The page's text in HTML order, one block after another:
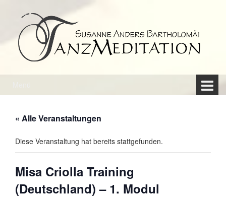
Hauptmenü
springen
« Alle Veranstaltungen
Diese Veranstaltung hat bereits stattgefunden.
Misa Criolla Training
(Deutschland) – 1. Modul